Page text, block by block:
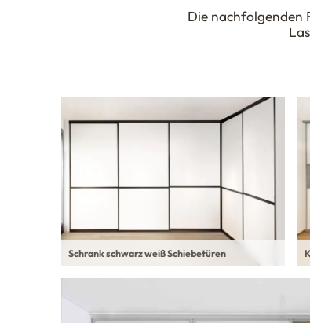
Die nachfolgenden
Schrank schwarz weiß Schiebetüren